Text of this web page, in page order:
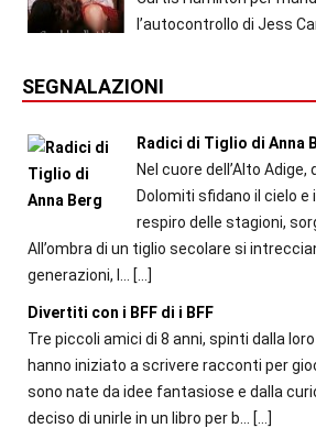
l’autocontrollo di Jess
SEGNALAZIONI
Radici di Tiglio di Anna
Nel cuore dell’Alto
Dolomiti sfidano il cielo e
respiro delle stagioni,
All’ombra di un tiglio secolare si
generazioni, l...
[…]
Divertiti con i BFF di i BFF
Tre piccoli amici di 8 anni, spinti dalla
hanno iniziato a scrivere racconti per
sono nate da idee fantasiose e dalla
deciso di unirle in un libro per b...
[…]